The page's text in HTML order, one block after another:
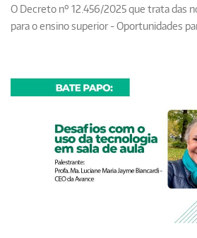
O Decreto nº 12.456/2025 que trata das
para o ensino superior - Oportunidades